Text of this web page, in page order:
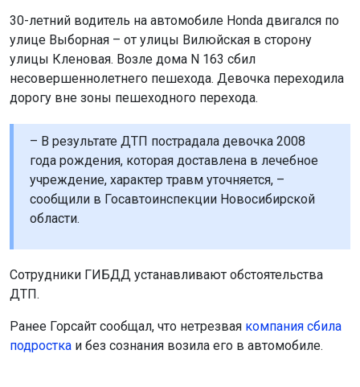
30-летний водитель на автомобиле Honda двигался по
улице Выборная – от улицы Вилюйская в сторону
улицы Кленовая. Возле дома N 163 сбил
несовершеннолетнего пешехода. Девочка переходила
дорогу вне зоны пешеходного перехода.
– В результате ДТП пострадала девочка 2008
года рождения, которая доставлена в лечебное
учреждение, характер травм уточняется, –
сообщили в Госавтоинспекции Новосибирской
области.
Сотрудники ГИБДД устанавливают обстоятельства
ДТП.
Ранее Горсайт сообщал, что нетрезвая компания сбила
подростка и без сознания возила его в автомобиле.